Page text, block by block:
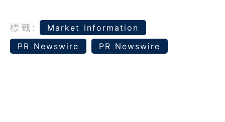
標籤:
Market Information
PR Newswire
PR Newswire